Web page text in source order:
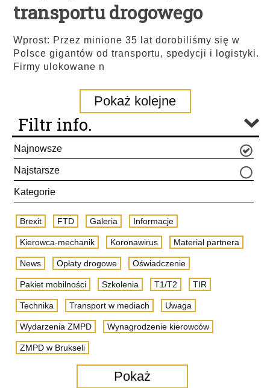
transportu drogowego
Wprost: Przez minione 35 lat dorobiliśmy się w
Polsce gigantów od transportu, spedycji i logistyki.
Firmy ulokowane n
Pokaż kolejne
Filtr info.
Najnowsze
Najstarsze
Kategorie
Brexit FTD Galeria Informacje
Kierowca-mechanik Koronawirus Materiał partnera
News Opłaty drogowe Oświadczenie
Pakiet mobilności Szkolenia T1/T2 TIR
Technika Transport w mediach Uwaga
Wydarzenia ZMPD Wynagrodzenie kierowców
ZMPD w Brukseli
Pokaż